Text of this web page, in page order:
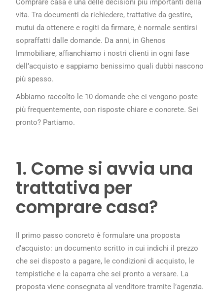
Comprare casa è una delle decisioni più importanti della
vita. Tra documenti da richiedere, trattative da gestire,
mutui da ottenere e rogiti da firmare, è normale sentirsi
sopraffatti dalle domande. Da anni, in Ghenos
Immobiliare, affianchiamo i nostri clienti in ogni fase
dell’acquisto e sappiamo benissimo quali dubbi nascono
più spesso.
Abbiamo raccolto le 10 domande che ci vengono poste
più frequentemente, con risposte chiare e concrete. Sei
pronto? Partiamo.
1. Come si avvia una
trattativa per
comprare casa?
Il primo passo concreto è formulare una proposta
d’acquisto: un documento scritto in cui indichi il prezzo
che sei disposto a pagare, le condizioni di acquisto, le
tempistiche e la caparra che sei pronto a versare. La
proposta viene consegnata al venditore tramite l’agenzia.